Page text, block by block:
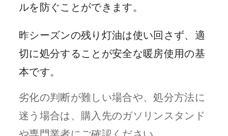
ルを防ぐことができます。
昨シーズンの残り灯油は使い回さず、適
切に処分することが安全な暖房使用の基
本です。
劣化の判断が難しい場合や、処分方法に
迷う場合は、購入先のガソリンスタンド